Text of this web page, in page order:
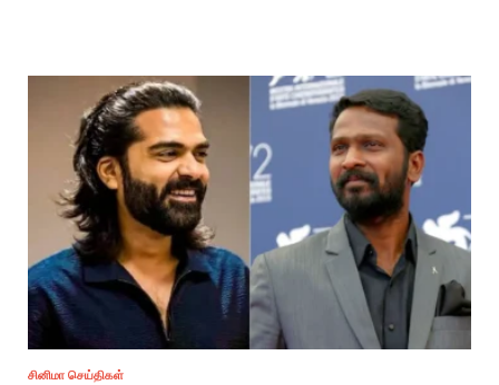
சினிமா செய்திகள்